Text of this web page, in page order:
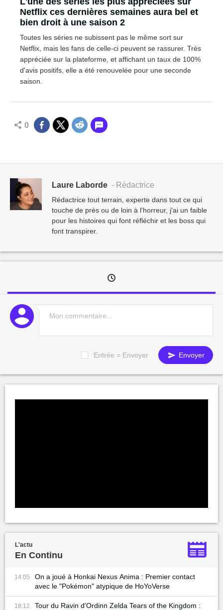
Netflix ces dernières semaines aura bel et
bien droit à une saison 2
Toutes les séries ne subissent pas le même sort sur
Netflix, mais les fans de celle-ci peuvent se rassurer. Très
appréciée sur la plateforme, et affichant un taux de 100%
d'avis positifs, elle a été renouvelée pour une seconde
saison.
0
Laure Laborde - Rédactrice
Rédactrice tout terrain, experte dans tout ce qui
touche de près ou de loin à l'horreur, j'ai un faible
pour les histoires qui font réfléchir et les boss qui
font transpirer.
Entrée = Envoyer Envoyer
L'actu
En Continu
14:05
On a joué à Honkai Nexus Anima : Premier contact
avec le "Pokémon" atypique de HoYoVerse
18:12 Tour du Ravin d'Ordinn Zelda Tears of the Kingdom :